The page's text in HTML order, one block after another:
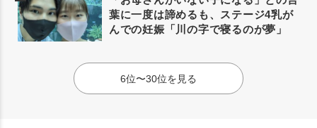
葉に一度は諦めるも、ステージ4乳が
んでの妊娠「川の字で寝るのが夢」
6位〜30位を見る